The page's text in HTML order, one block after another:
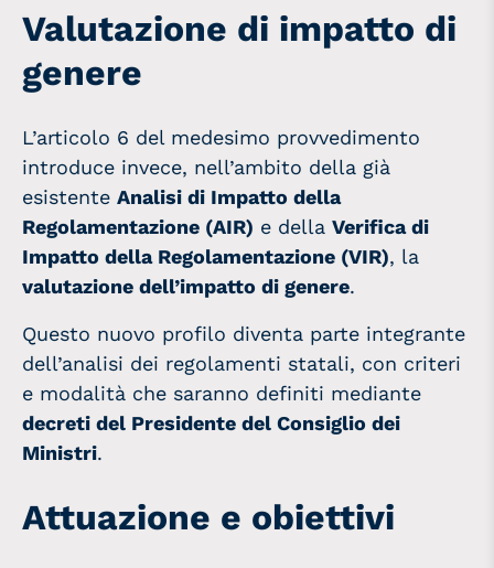
Valutazione di impatto di
genere
L’articolo 6 del medesimo provvedimento
introduce invece, nell’ambito della già
esistente Analisi di Impatto della
Regolamentazione (AIR) e della Verifica di
Impatto della Regolamentazione (VIR), la
valutazione dell’impatto di genere.
Questo nuovo profilo diventa parte integrante
dell’analisi dei regolamenti statali, con criteri
e modalità che saranno definiti mediante
decreti del Presidente del Consiglio dei
Ministri.
Attuazione e obiettivi